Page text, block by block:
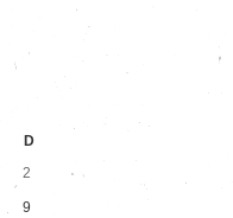
D
2
9